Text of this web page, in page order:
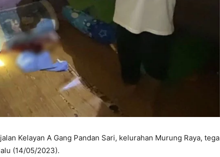
Kelayan A Gang Pandan Sari, kelurahan Murung Raya, tega
(14/05/2023).